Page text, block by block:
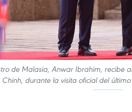
de Malasia, Anwar Ibrahim, recibe
Chinh, durante la visita oficial del